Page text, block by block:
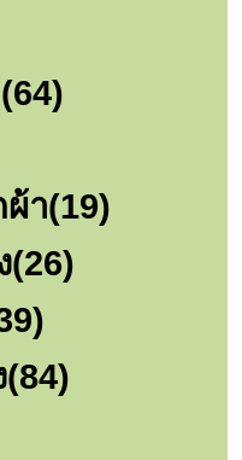
(64)
า(19)
(26)
(84)